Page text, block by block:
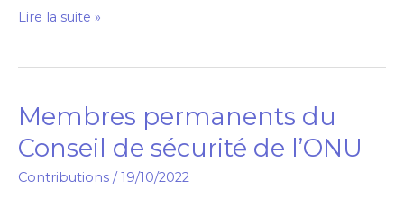
Lire la suite »
Membres permanents du
Conseil de sécurité de l’ONU
Contributions /19/10/2022
Membres
permanents
du
Conseil